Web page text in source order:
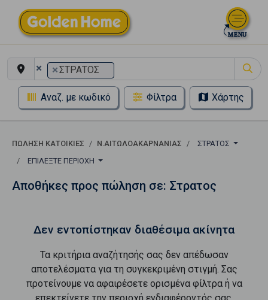
× ×ΣΤΡΑΤΟΣ
Αναζ. με κωδικό Φίλτρα Χάρτης
ΠΏΛΗΣΗ ΚΑΤΟΙΚΊΕΣ Ν.ΑΙΤΩΛΟΑΚΑΡΝΑΝΙΑΣ
ΣΤΡΑΤΟΣ
ΕΠΙΛΈΞΤΕ ΠΕΡΙΟΧΉ
Αποθήκες προς πώληση σε: Στρατος
Δεν εντοπίστηκαν διαθέσιμα ακίνητα
Τα κριτήρια αναζήτησής σας δεν απέδωσαν
αποτελέσματα για τη συγκεκριμένη στιγμή. Σας
προτείνουμε να αφαιρέσετε ορισμένα φίλτρα ή να